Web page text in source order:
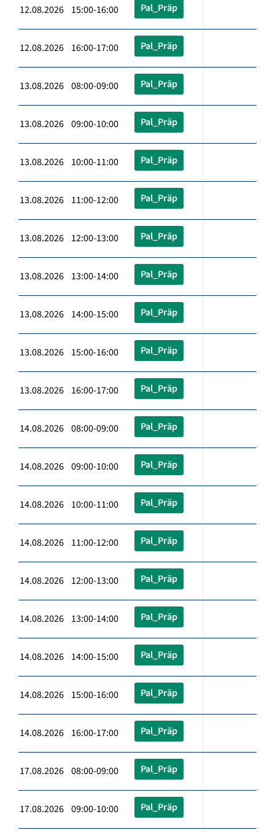
12.08.2026 15:00-16:00 Pal_Präp
12.08.2026 16:00-17:00 Pal_Präp
13.08.2026 08:00-09:00 Pal_Präp
13.08.2026 09:00-10:00 Pal_Präp
13.08.2026 10:00-11:00 Pal_Präp
13.08.2026 11:00-12:00 Pal_Präp
13.08.2026 12:00-13:00 Pal_Präp
13.08.2026 13:00-14:00 Pal_Präp
13.08.2026 14:00-15:00 Pal_Präp
13.08.2026 15:00-16:00 Pal_Präp
13.08.2026 16:00-17:00 Pal_Präp
14.08.2026 08:00-09:00 Pal_Präp
14.08.2026 09:00-10:00 Pal_Präp
14.08.2026 10:00-11:00 Pal_Präp
14.08.2026 11:00-12:00 Pal_Präp
14.08.2026 12:00-13:00 Pal_Präp
14.08.2026 13:00-14:00 Pal_Präp
14.08.2026 14:00-15:00 Pal_Präp
14.08.2026 15:00-16:00 Pal_Präp
14.08.2026 16:00-17:00 Pal_Präp
17.08.2026 08:00-09:00 Pal_Präp
17.08.2026 09:00-10:00 Pal_Präp